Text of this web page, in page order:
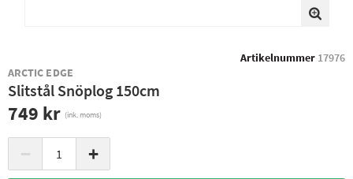
Artikelnummer 17976
ARCTIC EDGE
Slitstål Snöplog 150cm
749 kr (ink. moms)
− +